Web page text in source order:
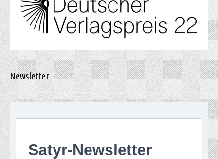
Newsletter
Satyr-Newsletter